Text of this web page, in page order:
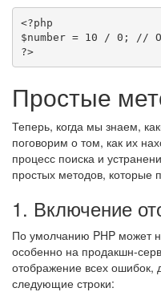
<?php
$number = 10 / 0 ;
//
?>
Простые
Теперь, когда мы знаем,
поговорим о том, как их
процесс поиска и
простых методов, которые
1. Включение
По умолчанию PHP может
особенно на продакшн-
отображение всех ошибок,
следующие строки: